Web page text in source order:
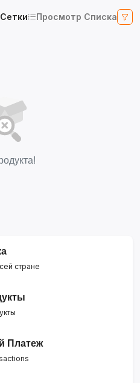
Просмотр Списка
стране
Платеж